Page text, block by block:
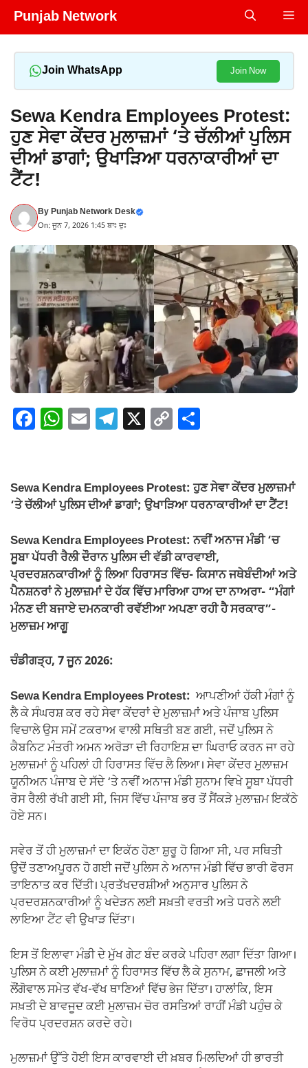
Skip
Punjab Network
Join WhatsApp Join Now
Sewa Kendra Employees Protest:
ਹੁਣ ਸੇਵਾ ਕੇਂਦਰ ਮੁਲਾਜ਼ਮਾਂ ‘ਤੇ ਚੱਲੀਆਂ ਪੁਲਿਸ
ਦੀਆਂ ਡਾਗਾਂ; ਉਖਾੜਿਆ ਧਰਨਾਕਾਰੀਆਂ ਦਾ
ਟੈਂਟ!
ByPunjab Network Desk
On: ਜੂਨ 7, 2026 1:45 ਬਾਃ ਦੁਃ
F
e
b
o
o
k
W
s
A
p
p
E T
gr
a
X C
y
Li
n
k
e
Sewa Kendra Employees Protest: ਹੁਣ ਸੇਵਾ ਕੇਂਦਰ ਮੁਲਾਜ਼ਮਾਂ
‘ਤੇ ਚੱਲੀਆਂ ਪੁਲਿਸ ਦੀਆਂ ਡਾਗਾਂ; ਉਖਾੜਿਆ ਧਰਨਾਕਾਰੀਆਂ ਦਾ ਟੈਂਟ!
Sewa Kendra Employees Protest: ਨਵੀਂ ਅਨਾਜ ਮੰਡੀ ‘ਚ
ਸੂਬਾ ਪੱਧਰੀ ਰੈਲੀ ਦੌਰਾਨ ਪੁਲਿਸ ਦੀ ਵੱਡੀ ਕਾਰਵਾਈ,
ਪ੍ਰਦਰਸ਼ਨਕਾਰੀਆਂ ਨੂੰ ਲਿਆ ਹਿਰਾਸਤ ਵਿੱਚ- ਕਿਸਾਨ ਜਥੇਬੰਦੀਆਂ ਅਤੇ
ਪੈਨਸ਼ਨਰਾਂ ਨੇ ਮੁਲਾਜ਼ਮਾਂ ਦੇ ਹੱਕ ਵਿੱਚ ਮਾਰਿਆ ਹਾਅ ਦਾ ਨਾਅਰਾ- “ਮੰਗਾਂ
ਮੰਨਣ ਦੀ ਬਜਾਏ ਦਮਨਕਾਰੀ ਰਵੱਈਆ ਅਪਣਾ ਰਹੀ ਹੈ ਸਰਕਾਰ”-
ਮੁਲਾਜ਼ਮ ਆਗੂ
ਚੰਡੀਗੜ੍ਹ, 7 ਜੂਨ 2026:
Sewa Kendra Employees Protest: ਆਪਣੀਆਂ ਹੱਕੀ ਮੰਗਾਂ ਨੂੰ
ਲੈ ਕੇ ਸੰਘਰਸ਼ ਕਰ ਰਹੇ ਸੇਵਾ ਕੇਂਦਰਾਂ ਦੇ ਮੁਲਾਜ਼ਮਾਂ ਅਤੇ ਪੰਜਾਬ ਪੁਲਿਸ
ਵਿਚਾਲੇ ਉਸ ਸਮੇਂ ਟਕਰਾਅ ਵਾਲੀ ਸਥਿਤੀ ਬਣ ਗਈ, ਜਦੋਂ ਪੁਲਿਸ ਨੇ
ਕੈਬਨਿਟ ਮੰਤਰੀ ਅਮਨ ਅਰੋੜਾ ਦੀ ਰਿਹਾਇਸ਼ ਦਾ ਘਿਰਾਓ ਕਰਨ ਜਾ ਰਹੇ
ਮੁਲਾਜ਼ਮਾਂ ਨੂੰ ਪਹਿਲਾਂ ਹੀ ਹਿਰਾਸਤ ਵਿੱਚ ਲੈ ਲਿਆ। ਸੇਵਾ ਕੇਂਦਰ ਮੁਲਾਜ਼ਮ
ਯੂਨੀਅਨ ਪੰਜਾਬ ਦੇ ਸੱਦੇ ‘ਤੇ ਨਵੀਂ ਅਨਾਜ ਮੰਡੀ ਸੁਨਾਮ ਵਿਖੇ ਸੂਬਾ ਪੱਧਰੀ
ਰੋਸ ਰੈਲੀ ਰੱਖੀ ਗਈ ਸੀ, ਜਿਸ ਵਿੱਚ ਪੰਜਾਬ ਭਰ ਤੋਂ ਸੈਂਕੜੇ ਮੁਲਾਜ਼ਮ ਇਕੱਠੇ
ਹੋਏ ਸਨ।
ਸਵੇਰ ਤੋਂ ਹੀ ਮੁਲਾਜ਼ਮਾਂ ਦਾ ਇਕੱਠ ਹੋਣਾ ਸ਼ੁਰੂ ਹੋ ਗਿਆ ਸੀ, ਪਰ ਸਥਿਤੀ
ਉਦੋਂ ਤਣਾਅਪੂਰਨ ਹੋ ਗਈ ਜਦੋਂ ਪੁਲਿਸ ਨੇ ਅਨਾਜ ਮੰਡੀ ਵਿੱਚ ਭਾਰੀ ਫੋਰਸ
ਤਾਇਨਾਤ ਕਰ ਦਿੱਤੀ। ਪ੍ਰਤੱਖਦਰਸ਼ੀਆਂ ਅਨੁਸਾਰ ਪੁਲਿਸ ਨੇ
ਪ੍ਰਦਰਸ਼ਨਕਾਰੀਆਂ ਨੂੰ ਖਦੇੜਨ ਲਈ ਸਖ਼ਤੀ ਵਰਤੀ ਅਤੇ ਧਰਨੇ ਲਈ
ਲਾਇਆ ਟੈਂਟ ਵੀ ਉਖਾੜ ਦਿੱਤਾ।
ਇਸ ਤੋਂ ਇਲਾਵਾ ਮੰਡੀ ਦੇ ਮੁੱਖ ਗੇਟ ਬੰਦ ਕਰਕੇ ਪਹਿਰਾ ਲਗਾ ਦਿੱਤਾ ਗਿਆ।
ਪੁਲਿਸ ਨੇ ਕਈ ਮੁਲਾਜ਼ਮਾਂ ਨੂੰ ਹਿਰਾਸਤ ਵਿੱਚ ਲੈ ਕੇ ਸੁਨਾਮ, ਛਾਜਲੀ ਅਤੇ
ਲੌਂਗੋਵਾਲ ਸਮੇਤ ਵੱਖ-ਵੱਖ ਥਾਣਿਆਂ ਵਿੱਚ ਭੇਜ ਦਿੱਤਾ। ਹਾਲਾਂਕਿ, ਇਸ
ਸਖ਼ਤੀ ਦੇ ਬਾਵਜੂਦ ਕਈ ਮੁਲਾਜ਼ਮ ਚੋਰ ਰਸਤਿਆਂ ਰਾਹੀਂ ਮੰਡੀ ਪਹੁੰਚ ਕੇ
ਵਿਰੋਧ ਪ੍ਰਦਰਸ਼ਨ ਕਰਦੇ ਰਹੇ।
ਮੁਲਾਜ਼ਮਾਂ ਉੱਤੇ ਹੋਈ ਇਸ ਕਾਰਵਾਈ ਦੀ ਖ਼ਬਰ ਮਿਲਦਿਆਂ ਹੀ ਭਾਰਤੀ